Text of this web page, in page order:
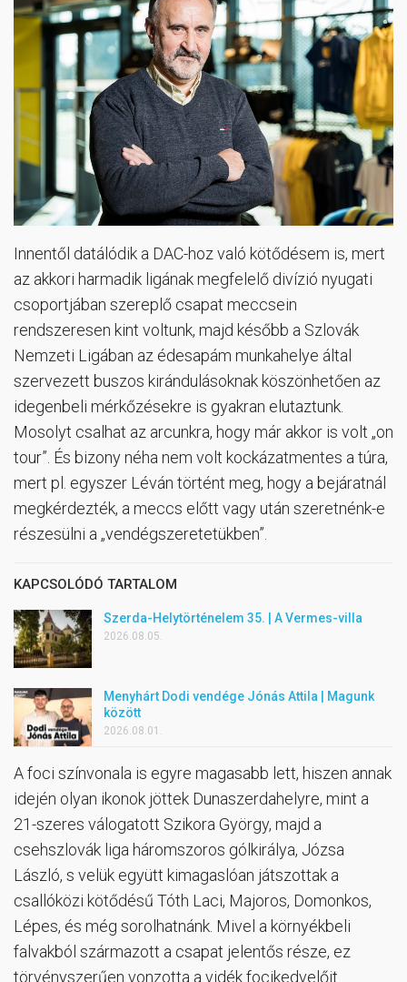
Innentől datálódik a DAC-hoz való kötődésem is, mert
az akkori harmadik ligának megfelelő divízió nyugati
csoportjában szereplő csapat meccsein
rendszeresen kint voltunk, majd később a Szlovák
Nemzeti Ligában az édesapám munkahelye által
szervezett buszos kirándulásoknak köszönhetően az
idegenbeli mérkőzésekre is gyakran elutaztunk.
Mosolyt csalhat az arcunkra, hogy már akkor is volt „on
tour”. És bizony néha nem volt kockázatmentes a túra,
mert pl. egyszer Léván történt meg, hogy a bejáratnál
megkérdezték, a meccs előtt vagy után szeretnénk-e
részesülni a „vendégszeretetükben”.
KAPCSOLÓDÓ TARTALOM
Szerda-Helytörténelem 35. | A Vermes-villa
2026.08.05.
Menyhárt Dodi vendége Jónás Attila | Magunk
között
2026.08.01.
A foci színvonala is egyre magasabb lett, hiszen annak
idején olyan ikonok jöttek Dunaszerdahelyre, mint a
21-szeres válogatott Szikora György, majd a
csehszlovák liga háromszoros gólkirálya, Józsa
László, s velük együtt kimagaslóan játszottak a
csallóközi kötődésű Tóth Laci, Majoros, Domonkos,
Lépes, és még sorolhatnánk. Mivel a környékbeli
falvakból származott a csapat jelentős része, ez
törvényszerűen vonzotta a vidék focikedvelőit.